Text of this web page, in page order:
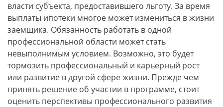
власти субъекта, предоставившего льготу. За время
выплаты ипотеки многое может измениться в жизни
заемщика. Обязанность работать в одной
профессиональной области может стать
невыполнимым условием. Возможно, это будет
тормозить профессиональный и карьерный рост
или развитие в другой сфере жизни. Прежде чем
принять решение об участии в программе, стоит
оценить перспективы профессионального развития